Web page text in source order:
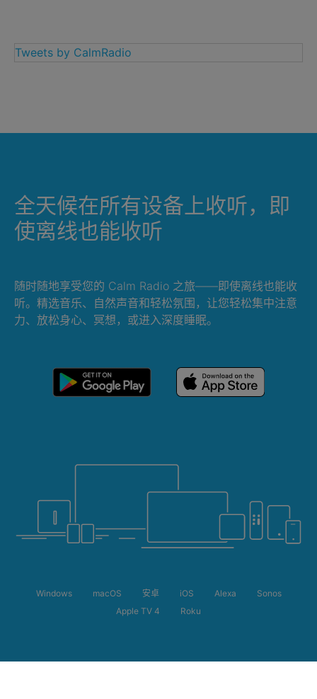
Tweets by CalmRadio
全天候在所有设备上收听，即
使离线也能收听
随时随地享受您的 Calm Radio 之旅——即使离线也能收
听。精选音乐、自然声音和轻松氛围，让您轻松集中注意
力、放松身心、冥想，或进入深度睡眠。
Windows macOS 安卓 iOS Alexa
Sonos
Apple TV 4
Roku